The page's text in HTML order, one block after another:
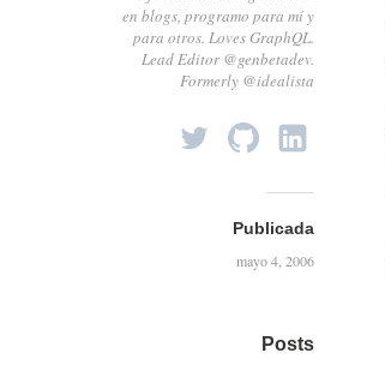
en blogs, programo para mí y
para otros. Loves GraphQL.
Lead Editor @genbetadev.
Formerly @idealista
Publicada
mayo 4, 2006
Posts